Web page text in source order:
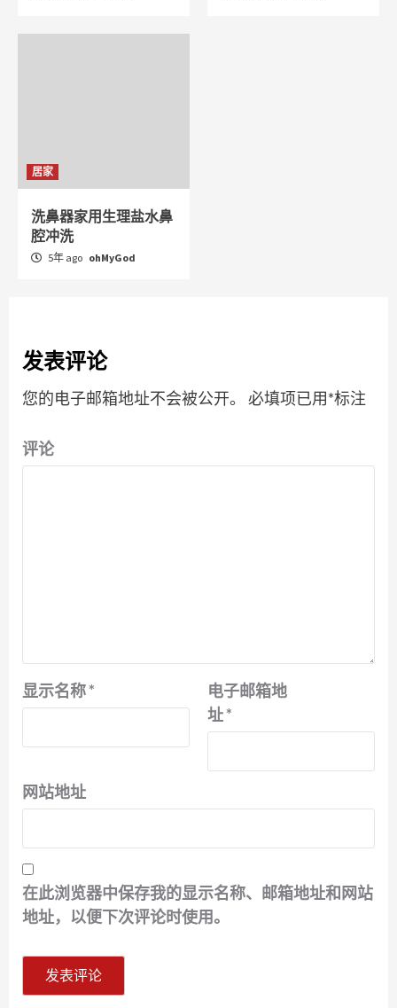
居家
洗鼻器家用生理盐水鼻
腔冲洗
5年 ago ohMyGod
发表评论
您的电子邮箱地址不会被公开。 必填项已用*标注
评论
显示名称*
电子邮箱地
址*
网站地址
在此浏览器中保存我的显示名称、邮箱地址和网站
地址，以便下次评论时使用。